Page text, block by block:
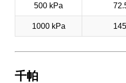
500 kPa
1000 kPa
千帕